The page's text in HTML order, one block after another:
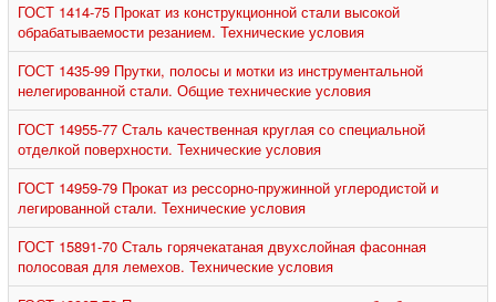
ГОСТ 1414-75 Прокат из конструкционной стали высокой
обрабатываемости резанием. Технические условия
ГОСТ 1435-99 Прутки, полосы и мотки из инструментальной
нелегированной стали. Общие технические условия
ГОСТ 14955-77 Сталь качественная круглая со специальной
отделкой поверхности. Технические условия
ГОСТ 14959-79 Прокат из рессорно-пружинной углеродистой и
легированной стали. Технические условия
ГОСТ 15891-70 Сталь горячекатаная двухслойная фасонная
полосовая для лемехов. Технические условия